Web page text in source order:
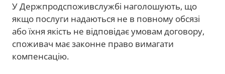
У Держпродспоживслужбі наголошують, що
якщо послуги надаються не в повному обсязі
або їхня якість не відповідає умовам договору,
споживач має законне право вимагати
компенсацію.